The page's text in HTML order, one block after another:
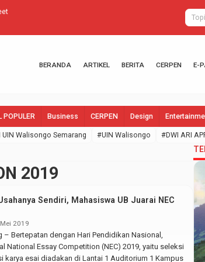
Peringatan
BERANDA ARTIKEL BERITA CERPEN E-
POPULER Business CERPEN Design
UIN Walisongo Semarang #UIN Walisongo #DWI ARI
2019
Sendiri, Mahasiswa UB Juarai NEC
2019
– Bertepatan dengan Hari Pendidikan Nasional,
National Essay Competition (NEC) 2019, yaitu seleksi
karya esai diadakan di Lantai 1 Auditorium 1 Kampus